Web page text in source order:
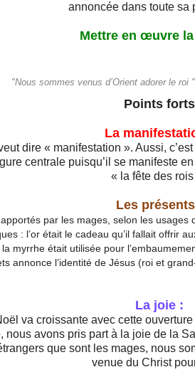
annoncée dans toute sa
Mettre en œuvre
"Nous sommes venus d’Orient adorer le roi
Points forts
La
dire « manifestation ». Aussi,
centrale puisqu’il se manifeste
« la fête des rois
Les
par les mages, selon les usages
: l’or était le cadeau qu’il fallait offrir
myrrhe était utilisée pour
annonce l’identité de Jésus (roi et
La joie :
va croissante avec cette
nous avons pris part à la joie de la
que sont les mages, nous
venue du Christ